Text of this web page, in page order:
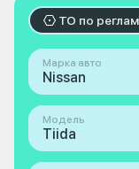
ТО по
Марка авто
Nissan
Модель
Tiida